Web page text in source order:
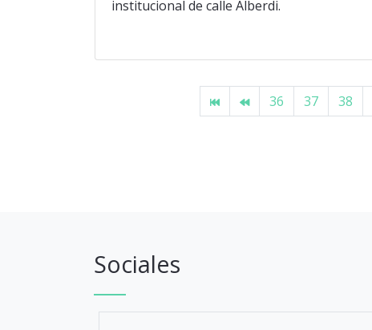
institucional de calle Alberdi.
36 37 38
Sociales